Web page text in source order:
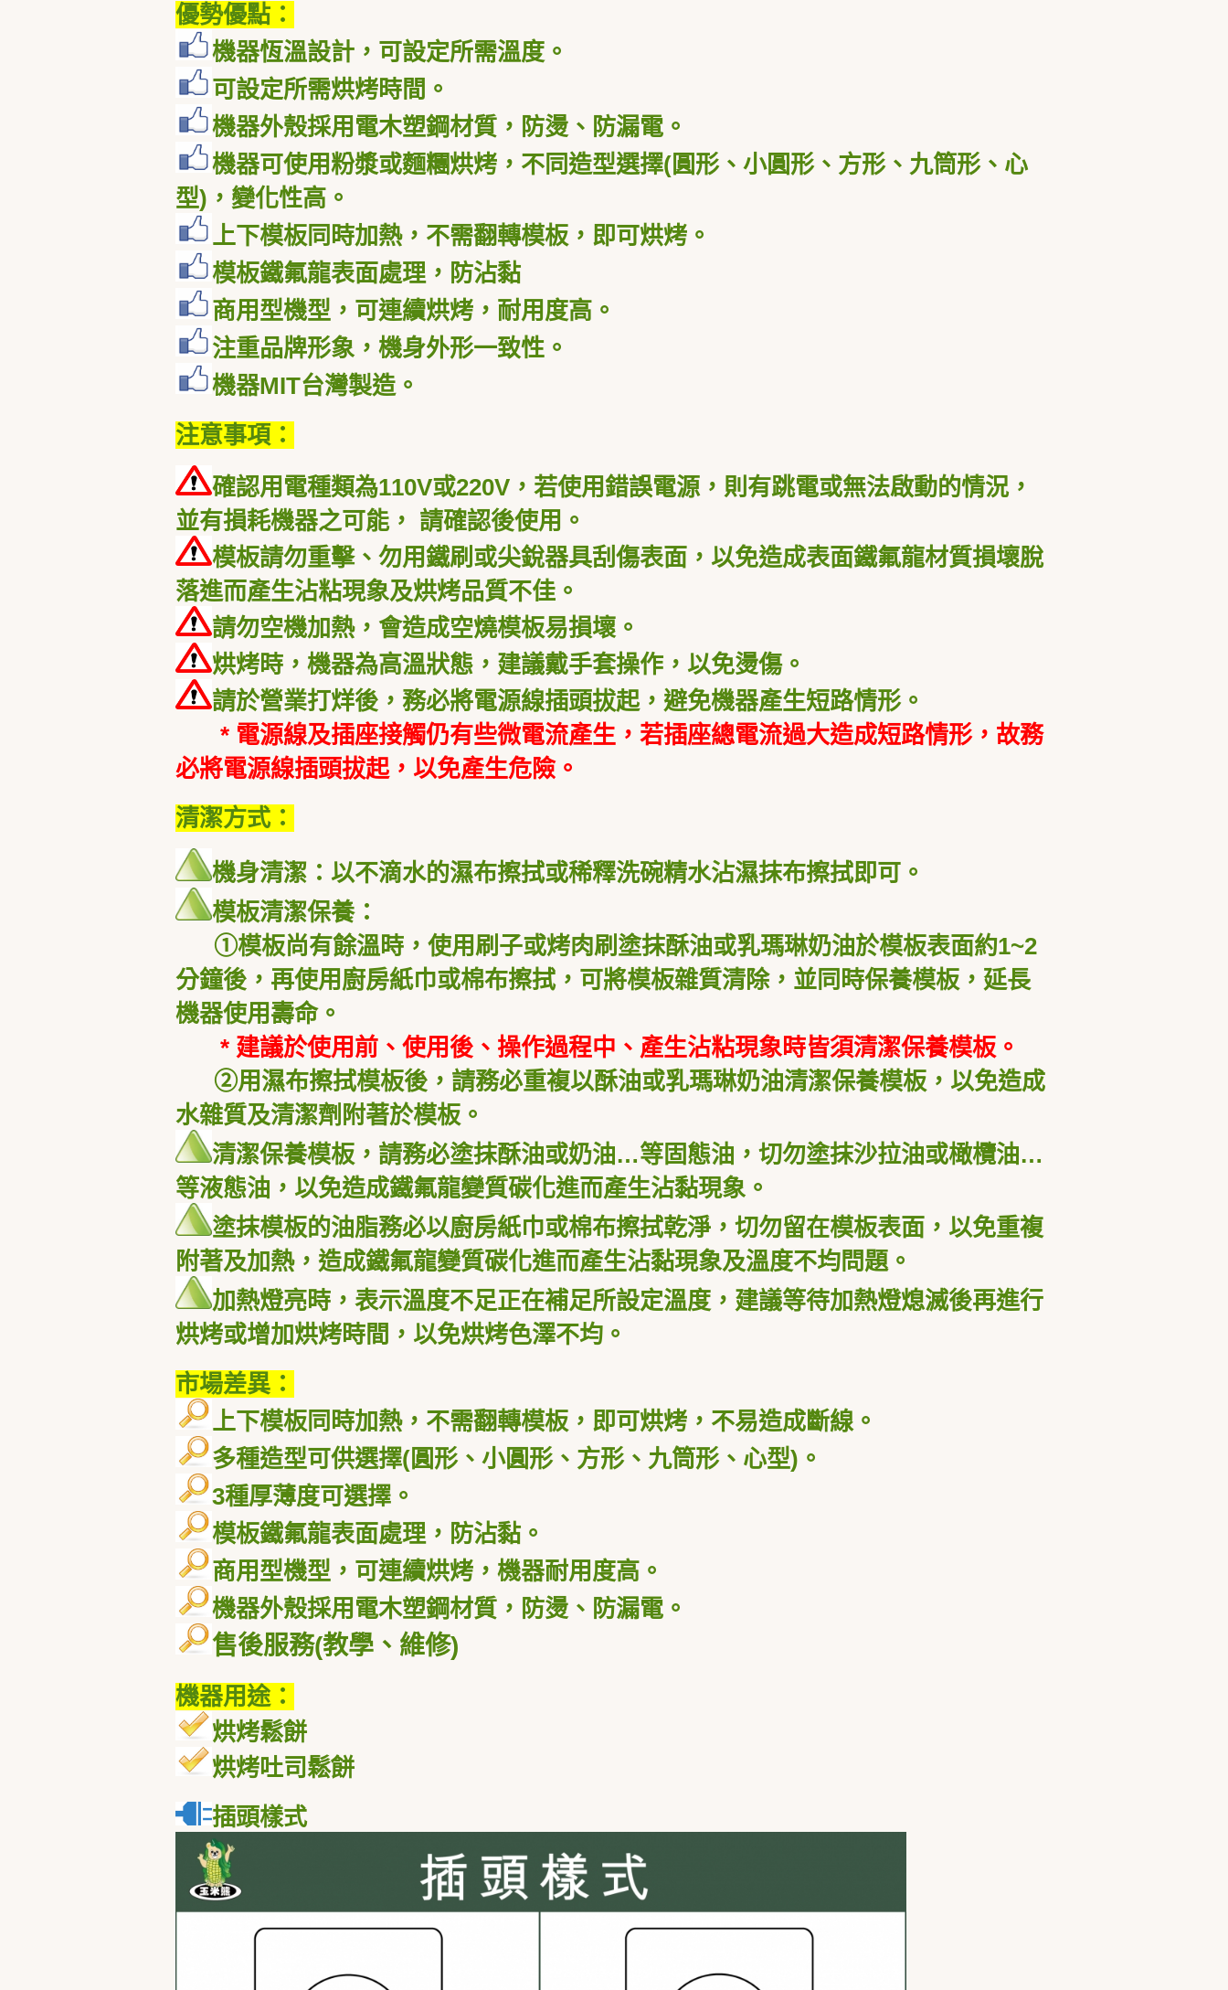
優勢優點：
機器恆溫設計，可設定所需溫度。
可設定所需烘烤時間。
機器外殼採用電木塑鋼材質，防燙、防漏電。
機器可使用粉漿或麵糰烘烤，不同造型選擇(圓形、小圓形、方形、九筒形、心
型) ，變化性高。
上下模板同時加熱，不需翻轉模板，即可烘烤。
模板鐵氟龍表面處理，防沾黏
商用型機型，可連續烘烤，耐用度高。
注重品牌形象，機身外形一致性。
機器MIT台灣製造。
注意事項：
確認用電種類為110V或220V ， 若使用錯誤電源，則有跳電或無法啟動的情況，
並有損耗機器之可能， 請確認後使用。
模板請勿重擊、勿用鐵刷或尖銳器具刮傷表面，以免造成表面鐵氟龍材質損壞脫
落進而產生沾粘現象及烘烤品質不佳。
請勿空機加熱，會造成空燒模板易損壞。
烘烤時，機器為高溫狀態，建議戴手套操作，以免燙傷。
請於營業打烊後，務必將電源線插頭拔起，避免機器產生短路情形。
* 電源線及插座接觸仍有些微電流產生，若插座總電流過大造成短路情形，故務
必將電源線插頭拔起，以免產生危險。
清潔方式：
機身清潔：以不滴水的濕布擦拭或稀釋洗碗精水沾濕抹布擦拭即可。
模板清潔保養：
①模板尚有餘溫時，使用刷子或烤肉刷塗抹酥油或乳瑪琳奶油於模板表面約1~2
分鐘後，再使用廚房紙巾或棉布擦拭，可將模板雜質清除，並同時保養模板，延長
機器使用壽命。
* 建議於使用前、使用後、操作過程中、產生沾粘現象時皆須清潔保養模板。
②用濕布擦拭模板後，請務必重複以酥油或乳瑪琳奶油清潔保養模板，以免造成
水雜質及清潔劑附著於模板。
清潔保養模板，請務必塗抹酥油或奶油…等固態油，切勿塗抹沙拉油或橄欖油…
等液態油，以免造成鐵氟龍變質碳化進而產生沾黏現象。
塗抹模板的油脂務必以廚房紙巾或棉布擦拭乾淨，切勿留在模板表面，以免重複
附著及加熱，造成鐵氟龍變質碳化進而產生沾黏現象及溫度不均問題。
加熱燈亮時，表示溫度不足正在補足所設定溫度，建議等待加熱燈熄滅後再進行
烘烤或增加烘烤時間，以免烘烤色澤不均。
市場差異：
上下模板同時加熱，不需翻轉模板，即可烘烤，不易造成斷線。
多種造型可供選擇(圓形、小圓形、方形、九筒形、心型)。
3種厚薄度可選擇。
模板鐵氟龍表面處理，防沾黏。
商用型機型，可連續烘烤，機器耐用度高。
機器外殼採用電木塑鋼材質，防燙、防漏電。
售後服務(教學、維修)
機器用途：
烘烤鬆餅
烘烤吐司鬆餅
插頭樣式